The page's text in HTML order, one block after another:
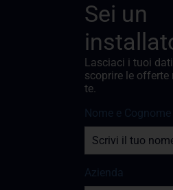
Sei un
Lasciaci i tuoi
scoprire le offerte
te.
Nome e Cognome
Azienda